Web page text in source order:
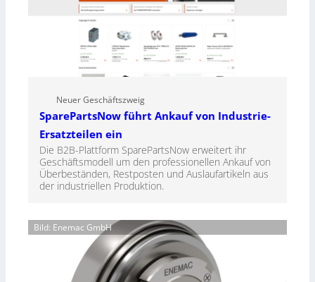
Neuer Geschäftszweig
SparePartsNow führt Ankauf von Industrie-
Ersatzteilen ein
Die B2B-Plattform SparePartsNow erweitert ihr
Geschäftsmodell um den professionellen Ankauf von
Überbeständen, Restposten und Auslaufartikeln aus
der industriellen Produktion.
Bild: Enemac GmbH